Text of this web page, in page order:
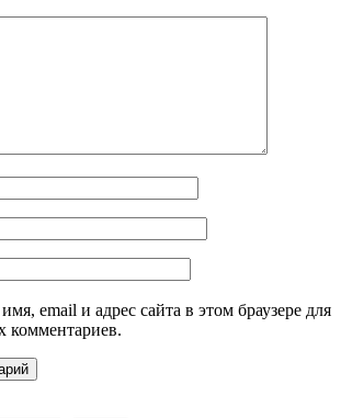
email и адрес сайта в этом браузере для
комментариев.